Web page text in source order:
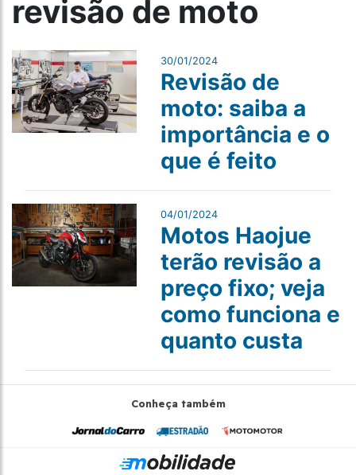
revisão de moto
30/01/2024
Revisão de
moto: saiba a
importância e o
que é feito
04/01/2024
Motos Haojue
terão revisão a
preço fixo; veja
como funciona e
quanto custa
Conheça também